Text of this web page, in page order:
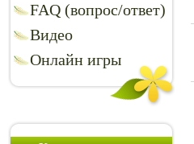
FAQ (вопрос/ответ)
Видео
Онлайн игры